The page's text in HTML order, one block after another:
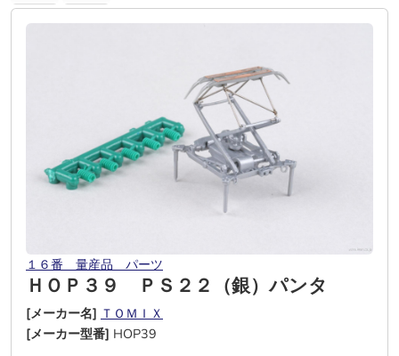
１６番 量産品 パーツ
ＨＯＰ３９ ＰＳ２２（銀）パンタ
[メーカー名] ＴＯＭＩＸ
[メーカー型番] HOP39